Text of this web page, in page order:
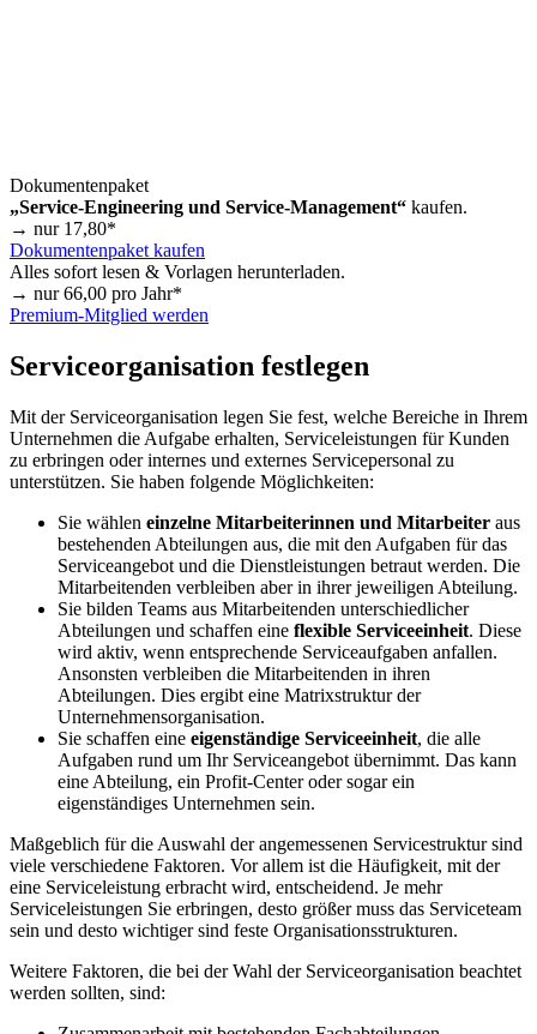
Dokumentenpaket
„Service-Engineering und Service-Management“ kaufen.
→ nur 17,80*
Dokumentenpaket kaufen
Alles sofort lesen & Vorlagen herunterladen.
→ nur66,00 pro Jahr*
Premium-Mitglied werden
Serviceorganisation festlegen
Mit der Serviceorganisation legen Sie fest, welche Bereiche in Ihrem
Unternehmen die Aufgabe erhalten, Serviceleistungen für Kunden
zu erbringen oder internes und externes Servicepersonal zu
unterstützen. Sie haben folgende Möglichkeiten:
Sie wählen einzelne Mitarbeiterinnen und Mitarbeiter aus
bestehenden Abteilungen aus, die mit den Aufgaben für das
Serviceangebot und die Dienstleistungen betraut werden. Die
Mitarbeitenden verbleiben aber in ihrer jeweiligen Abteilung.
Sie bilden Teams aus Mitarbeitenden unterschiedlicher
Abteilungen und schaffen eine flexible Serviceeinheit. Diese
wird aktiv, wenn entsprechende Serviceaufgaben anfallen.
Ansonsten verbleiben die Mitarbeitenden in ihren
Abteilungen. Dies ergibt eine Matrixstruktur der
Unternehmensorganisation.
Sie schaffen eine eigenständige Serviceeinheit, die alle
Aufgaben rund um Ihr Serviceangebot übernimmt. Das kann
eine Abteilung, ein Profit-Center oder sogar ein
eigenständiges Unternehmen sein.
Maßgeblich für die Auswahl der angemessenen Servicestruktur sind
viele verschiedene Faktoren. Vor allem ist die Häufigkeit, mit der
eine Serviceleistung erbracht wird, entscheidend. Je mehr
Serviceleistungen Sie erbringen, desto größer muss das Serviceteam
sein und desto wichtiger sind feste Organisationsstrukturen.
Weitere Faktoren, die bei der Wahl der Serviceorganisation beachtet
werden sollten, sind: